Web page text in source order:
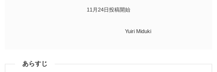
11月24日投稿開始
Yuiri Miduki
あらすじ